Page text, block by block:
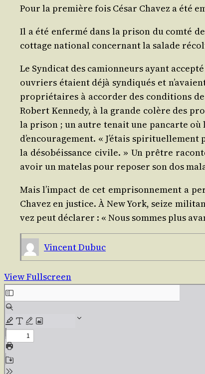
Pour la pre­mière fois César Cha­vez a été
Il a été enfer­mé dans la pri­son du com­té
cot­tage natio­nal concer­nant la salade
Le Syn­di­cat des camion­neurs ayant
ou­vriers étaient déjà syn­di­qués et
pro­priétaires à accor­der des condi­tions
Robert Ken­ne­dy, à la grande colère des
la pri­son ; un autre tenait une pan­carte où
d’encouragement. « J’étais
la déso­béis­sance civile. » Un prêtre
avoir un mate­las pour repo­ser son dos
Mais l’impact de cet empri­son­ne­ment a
Cha­vez en jus­tice. À New York, seize
vez peut décla­rer : « Nous sommes plus
Vincent Dubuc
View Fullscreen